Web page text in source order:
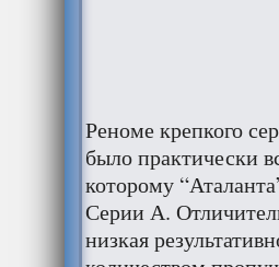
Реноме крепкого
было практически
которому
Серии А.
низкая